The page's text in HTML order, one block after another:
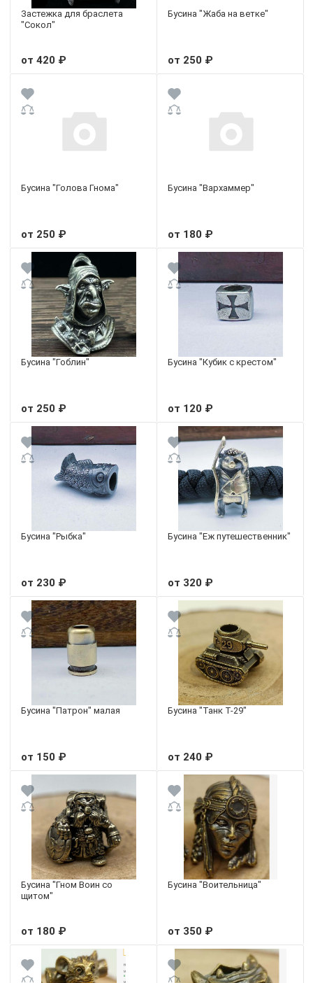
Застежка для браслета
"Сокол"
от 420 ₽
Бусина "Жаба на ветке"
от 250 ₽
Бусина "Голова Гнома"
от 250 ₽
Бусина "Вархаммер"
от 180 ₽
Бусина "Гоблин"
от 250 ₽
Бусина "Кубик с крестом"
от 120 ₽
Бусина "Рыбка"
от 230 ₽
Бусина "Еж путешественник"
от 320 ₽
Бусина "Патрон" малая
от 150 ₽
Бусина "Танк Т-29"
от 240 ₽
Бусина "Гном Воин со
щитом"
от 180 ₽
Бусина "Воительница"
от 350 ₽